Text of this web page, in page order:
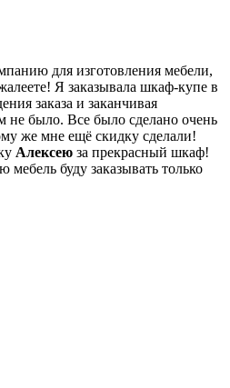
для изготовления мебели,
Я заказывала шкаф-купе в
заказа и заканчивая
не было. Все было сделано очень
же мне ещё скидку сделали!
Алексею за прекрасный шкаф!
мебель буду заказывать только